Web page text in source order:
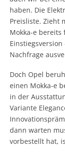
haben. Die
Preisliste. Zieht
Mokka-e bereits
Nachfrage
Doch Opel
einen Mokka-e
in der
Variante
dann warten
vorbestellt hat,